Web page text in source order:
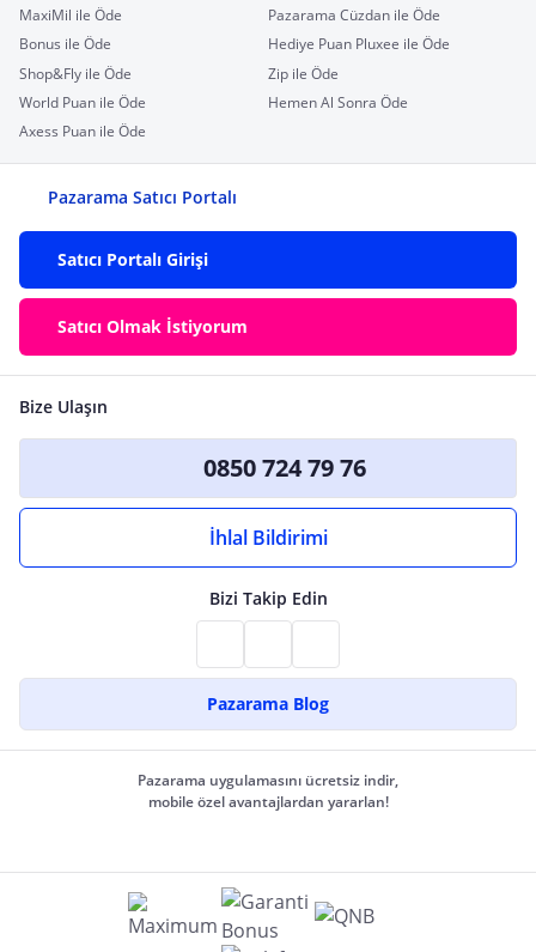
MaxiMil ile Öde
Pazarama Cüzdan ile Öde
Bonus ile Öde
Hediye Puan Pluxee ile Öde
Shop&Fly ile Öde
Zip ile Öde
World Puan ile Öde
Hemen Al Sonra Öde
Axess Puan ile Öde
Pazarama Satıcı Portalı
Satıcı Portalı Girişi
Satıcı Olmak İstiyorum
Bize Ulaşın
0850 724 79 76
İhlal Bildirimi
Bizi Takip Edin
Pazarama Blog
Pazarama uygulamasını ücretsiz indir,
mobile özel avantajlardan yararlan!